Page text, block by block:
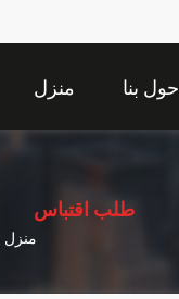
منزل حول بنا
طلب اقتباس
منزل